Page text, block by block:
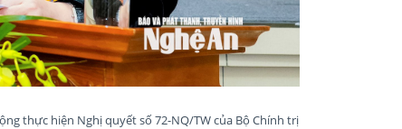
thực hiện Nghị quyết số 72-NQ/TW của Bộ Chính trị